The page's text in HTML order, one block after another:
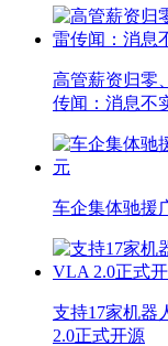
高管薪资归零
传闻：消息不
车企集体驰援
支持17家机器
2.0正式开源